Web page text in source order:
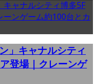
」キャナルシティ
登場｜クレーンゲ